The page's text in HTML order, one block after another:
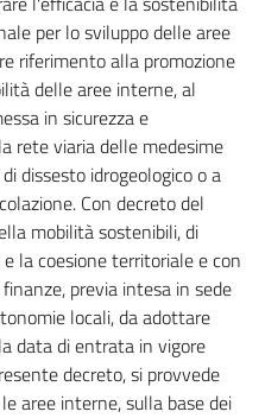
per lo sviluppo delle aree
riferimento alla promozione
delle aree interne, al
in sicurezza e
rete viaria delle medesime
dissesto idrogeologico o a
Con decreto del
mobilità sostenibili, di
la coesione territoriale e con
previa intesa in sede
locali, da adottare
data di entrata in vigore
decreto, si provvede
aree interne, sulla base dei